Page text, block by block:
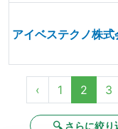
アイベステクノ株式
‹ 1 2 3
🔍 さらに絞り